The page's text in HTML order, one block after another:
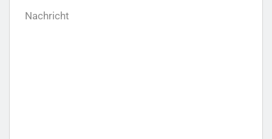
Nachricht